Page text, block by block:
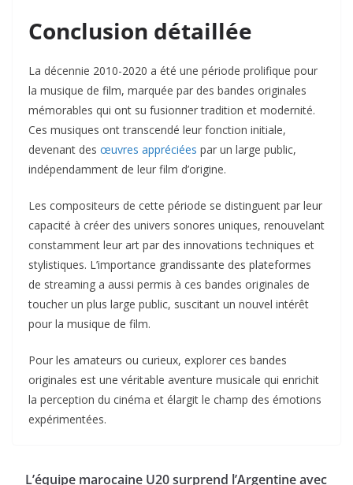
Conclusion détaillée
La décennie 2010-2020 a été une période prolifique pour
la musique de film, marquée par des bandes originales
mémorables qui ont su fusionner tradition et modernité.
Ces musiques ont transcendé leur fonction initiale,
devenant des œuvres appréciées par un large public,
indépendamment de leur film d’origine.
Les compositeurs de cette période se distinguent par leur
capacité à créer des univers sonores uniques, renouvelant
constamment leur art par des innovations techniques et
stylistiques. L’importance grandissante des plateformes
de streaming a aussi permis à ces bandes originales de
toucher un plus large public, suscitant un nouvel intérêt
pour la musique de film.
Pour les amateurs ou curieux, explorer ces bandes
originales est une véritable aventure musicale qui enrichit
la perception du cinéma et élargit le champ des émotions
expérimentées.
L’équipe marocaine U20 surprend l’Argentine avec